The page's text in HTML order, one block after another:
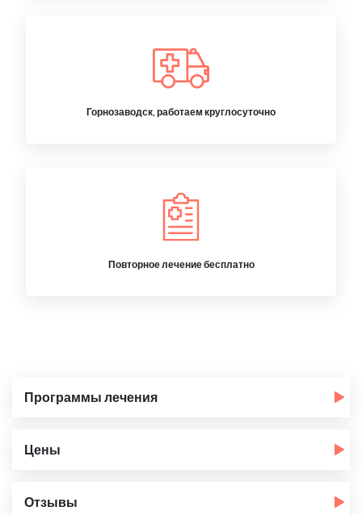
Горнозаводск, работаем круглосуточно
Повторное лечение бесплатно
Программы лечения
Цены
Отзывы